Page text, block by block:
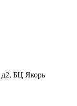
д2, БЦ Якорь